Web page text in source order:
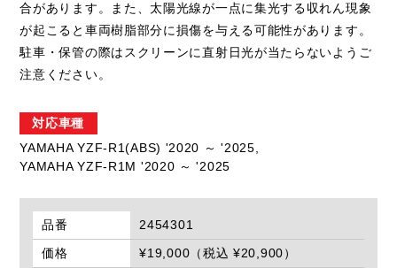
合があります。また、太陽光線が一点に集光する収れん現象
が起こると車両樹脂部分に損傷を与える可能性があります。
駐車・保管の際はスクリーンに直射日光が当たらないようご
注意ください。
対応車種
YAMAHA YZF-R1(ABS) '2020 ～ '2025,
YAMAHA YZF-R1M '2020 ～ '2025
品番
2454301
価格
¥19,000（税込 ¥20,900）